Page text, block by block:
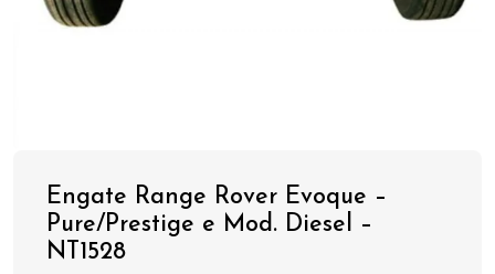
Engate Range Rover Evoque –
Pure/Prestige e Mod. Diesel –
NT1528